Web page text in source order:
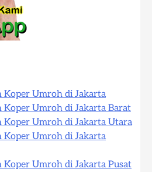
Koper Umroh di Jakarta
Koper Umroh di Jakarta Barat
Koper Umroh di Jakarta Utara
Koper Umroh di Jakarta
Koper Umroh di Jakarta Pusat